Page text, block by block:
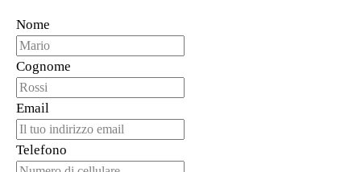
Nome
Cognome
Email
Telefono